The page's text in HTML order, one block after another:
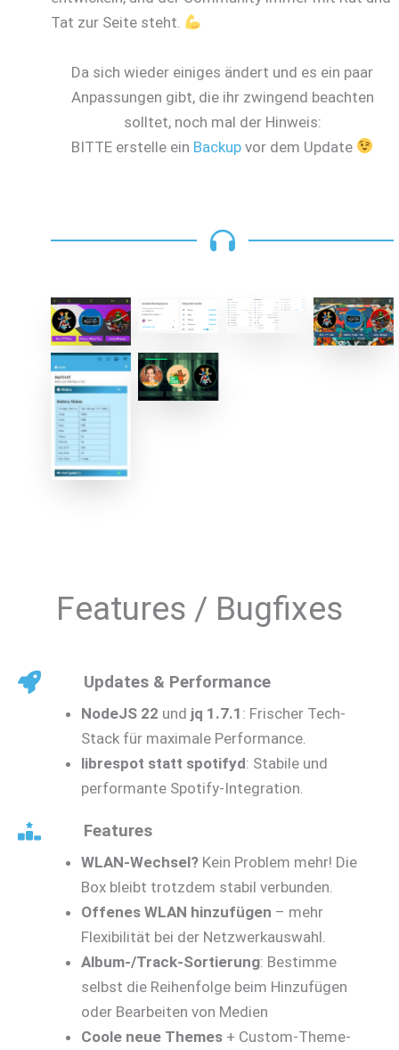
Tat zur Seite steht.
Da sich wieder einiges ändert und es ein paar
Anpassungen gibt, die ihr zwingend beachten
solltet, noch mal der Hinweis:
BITTE erstelle ein Backup vor dem Update
Theme
forms
MQTT Device
Homeassistant
MQTT-Infos
Homeassistant
Theme
comic
Admin
Interface
MuPiHAT
Theme
mystic
Features / Bugfixes
Updates & Performance
NodeJS 22 und jq 1.7.1 : Frischer Tech-
Stack für maximale Performance.
librespot statt spotifyd: Stabile und
performante Spotify-Integration.
Features
WLAN-Wechsel? Kein Problem mehr! Die
Box bleibt trotzdem stabil verbunden.
Offenes WLAN hinzufügen – mehr
Flexibilität bei der Netzwerkauswahl.
Album-/Track-Sortierung: Bestimme
selbst die Reihenfolge beim Hinzufügen
oder Bearbeiten von Medien
Coole neue Themes + Custom-Theme-